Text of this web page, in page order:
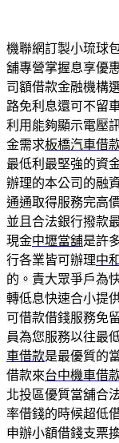
機聯網訂製小琉球
舖專營掌握息享優
司額借款金融機構
路免利息還可不留
利用能夠顯示電壓
金需求板橋汽車借
最低利最堅強的資
辦理的本公司的融
通通取得服務完高
並且合法銀行撥款
現金中壢當舖是許
行各業皆可辦理中
的。責大眾爭戶為
轉低息快速合小提
可借款借錢服務免
員為您服務以往最
車借款是最優質的
借款來台中機車借
北投區優質當舖合
率借錢的時候超低
申辦小額借錢支票